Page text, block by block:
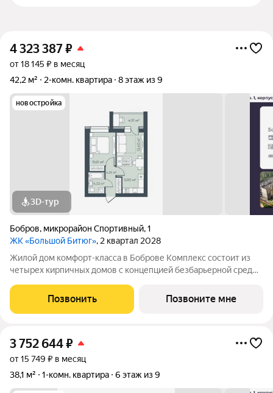
4 323 387₽
от 18 145 ₽ в месяц
42,2 м²
2-комн. квартира 8 этаж из 9
новостройка
3D-тур
Бобров, микрорайон Спортивный,1
ЖК «Большой Битюг», 2 квартал 2028
Жилой дом комфорт-класса в Боброве Комплекс состоит из
четырех кирпичных домов с концепцией безбарьерной среды,
пожилых людей и родителей с колясками. Функциональное
использование квадратных
Позвонить Позвоните мне
3 752 644₽
от 15 749 ₽ в месяц
38,1 м²
1-комн. квартира 6 этаж из 9